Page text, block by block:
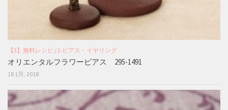
【3】無料レシピ /2.ピアス・イヤリング
オリエンタルフラワーピアス 295-1491
18 1月, 2018